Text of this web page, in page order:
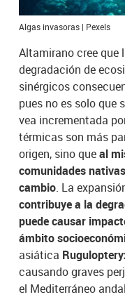
Algas invasoras | Pexels
Altamirano cree que
degradación de
sinérgicos
pues no es solo que
vea incrementada
térmicas son más
origen, sino queal
comunidades
cambio. La
contribuye a la
puede causar
ámbito
asiática
causando graves
el Mediterráneo